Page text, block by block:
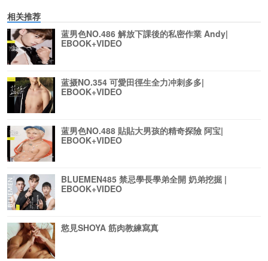
相关推荐
蓝男色NO.486 解放下課後的私密作業 Andy|
EBOOK+VIDEO
蓝摄NO.354 可愛田徑生全力冲刺多多|
EBOOK+VIDEO
蓝男色NO.488 貼貼大男孩的精奇探險 阿宝|
EBOOK+VIDEO
BLUEMEN485 禁忌學長學弟全開 奶弟挖掘 |
EBOOK+VIDEO
慾見SHOYA 筋肉教練寫真